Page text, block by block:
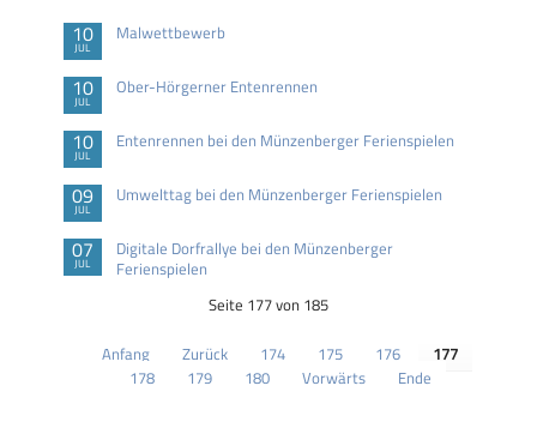
10
JUL
Malwettbewerb
10
JUL
Ober-Hörgerner Entenrennen
10
JUL
Entenrennen bei den Münzenberger Ferienspielen
09
JUL
Umwelttag bei den Münzenberger Ferienspielen
07
JUL
Digitale Dorfrallye bei den Münzenberger
Ferienspielen
Seite 177 von 185
Anfang Zurück 174 175 176
177
178
179 180 Vorwärts Ende